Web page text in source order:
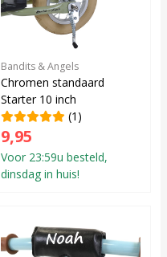
Bandits & Angels
Chromen standaard
Starter 10 inch
(1)
9,95
Voor 23:59u besteld,
dinsdag in huis!